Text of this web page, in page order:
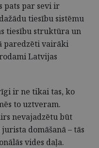
pats par sevi ir
tiesību sistēmu
tiesību struktūra un
paredzēti vairāki
Latvijas
ir ne tikai tas, ko
to uztveram.
nevajadzētu būt
domāšanā – tās
vides daļa.